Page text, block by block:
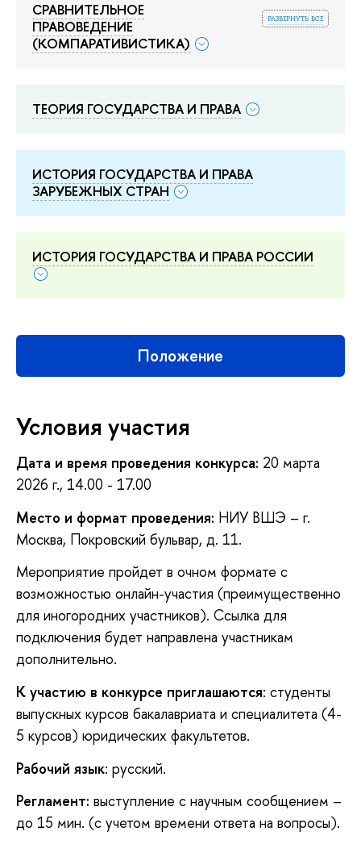
развернуть все
СРАВНИТЕЛЬНОЕ
ПРАВОВЕДЕНИЕ
(КОМПАРАТИВИСТИКА)
ТЕОРИЯ ГОСУДАРСТВА И ПРАВА
ИСТОРИЯ ГОСУДАРСТВА И ПРАВА
ЗАРУБЕЖНЫХ СТРАН
ИСТОРИЯ ГОСУДАРСТВА И ПРАВА РОССИИ
Положение
Условия участия
Дата и время проведения конкурса: 20 марта
2026 г., 14.00 - 17.00
Место и формат проведения: НИУ ВШЭ – г.
Москва, Покровский бульвар, д. 11.
Мероприятие пройдет в очном формате с
возможностью онлайн-участия (преимущественно
для иногородних участников). Ссылка для
подключения будет направлена участникам
дополнительно.
К участию в конкурсе приглашаются: студенты
выпускных курсов бакалавриата и специалитета (4-
5 курсов) юридических факультетов.
Рабочий язык: русский.
Регламент: выступление с научным сообщением –
до 15 мин. (с учетом времени ответа на вопросы).